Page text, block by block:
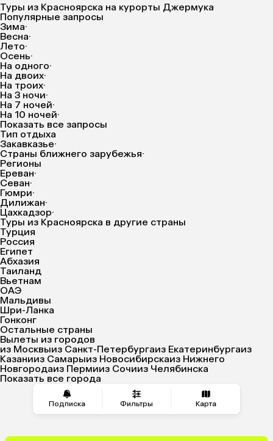
Подписка Фильтры Карта
Туры из Красноярска на курорты Джермука
Популярные запросы
Зима·
Весна·
Лето·
Осень·
На одного·
На двоих·
На троих·
На 3 ночи·
На 7 ночей·
На 10 ночей·
Показать все запросы
Тип отдыха
Закавказье·
Страны ближнего зарубежья·
Регионы
Ереван·
Севан·
Гюмри·
Дилижан·
Цахкадзор·
Туры из Красноярска в другие страны
Турция
Россия
Египет
Абхазия
Таиланд
Вьетнам
ОАЭ
Мальдивы
Шри-Ланка
Гонконг
Остальные страны
Вылеты из городов
из Москвыиз Санкт-Петербургаиз Екатеринбургаиз
Казанииз Самарыиз Новосибирскаиз Нижнего
Новгородаиз Пермииз Сочииз Челябинска
Показать все города